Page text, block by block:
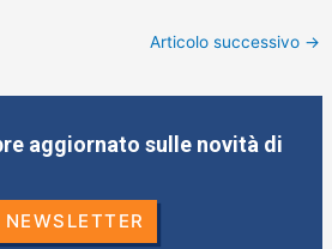
vi
di
Articolo successivo →
aggiornato sulle novità di